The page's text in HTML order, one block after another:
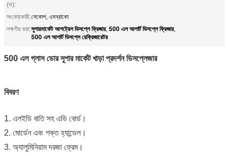
(ভ):
সংকোচকারী:সেকোপ, এমব্রাকো
লক্ষণীয় করা:সুপারমার্কেট আপট্রেল ডিসপ্লে ফ্রিজার, 500 এল আপার্ট ডিসপ্লে ফ্রিজার,
500 এল আপার্ট ডিসপ্লে রেফ্রিজারেটর
500 এল গ্লাস ডোর সুপার মার্কেট খাড়া প্রদর্শন ডিসপ্লেজার
বিবরণ
1. এলইডি বাতি সহ এডি বোর্ড।
2. মোর্ডেন এবং শক্ত হ্যান্ডেল।
3. অ্যালুমিনিয়াম দরজা ফ্রেম।